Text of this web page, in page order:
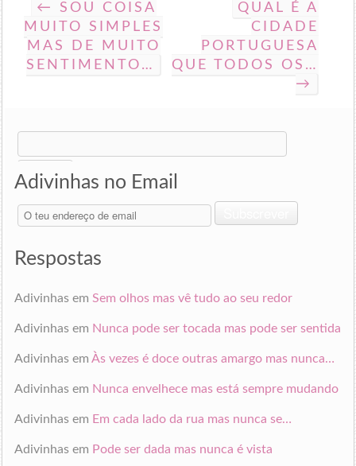
← SOU COISA
MUITO SIMPLES
MAS DE MUITO
SENTIMENTO…
QUAL É A
CIDADE
PORTUGUESA
QUE TODOS OS…
→
Search
for:
Adivinhas no Email
O
teu
de
Respostas
Adivinhasem Sem olhos mas vê tudo ao seu redor
Adivinhasem Nunca pode ser tocada mas pode ser sentida
Adivinhasem Às vezes é doce outras amargo mas nunca…
Adivinhasem Nunca envelhece mas está sempre mudando
Adivinhasem Em cada lado da rua mas nunca se…
Adivinhasem Pode ser dada mas nunca é vista